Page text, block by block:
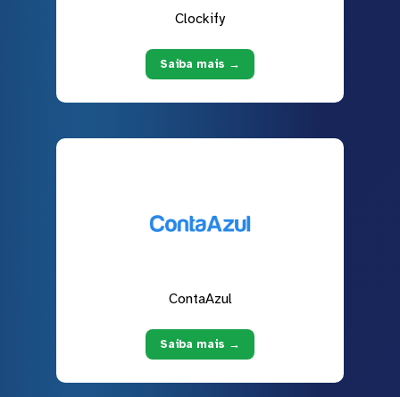
Clockify
Saiba mais →
ContaAzul
Saiba mais →